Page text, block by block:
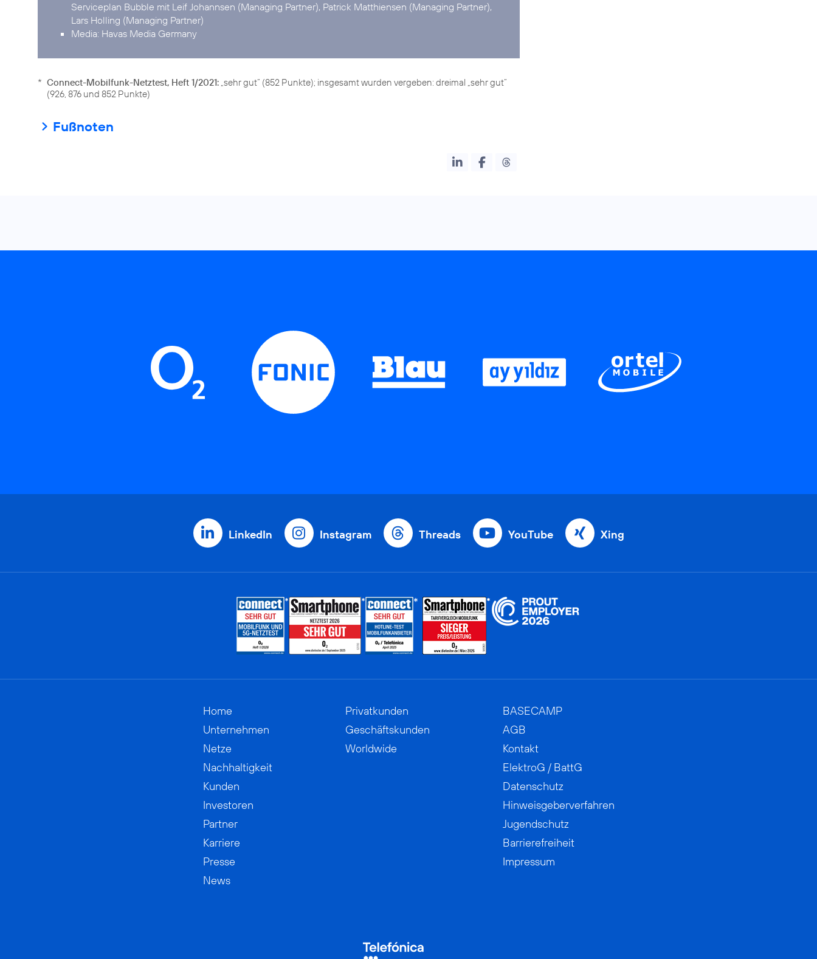
Serviceplan Bubble mit Leif Johannsen (Managing Partner), Patrick Matthiensen (Managing Partner),
Lars Holling (Managing Partner)
Media: Havas Media Germany
* Connect-Mobilfunk-Netztest, Heft 1/2021: „sehr gut“ (852 Punkte); insgesamt wurden vergeben: dreimal „sehr gut“
(926, 876 und 852 Punkte)
Fußnoten
LinkedIn Instagram Threads YouTube Xing
Home
Unternehmen
Netze
Nachhaltigkeit
Kunden
Investoren
Partner
Karriere
Presse
News
Privatkunden
Geschäftskunden
Worldwide
BASECAMP
AGB
Kontakt
ElektroG / BattG
Datenschutz
Hinweisgeberverfahren
Jugendschutz
Barrierefreiheit
Impressum